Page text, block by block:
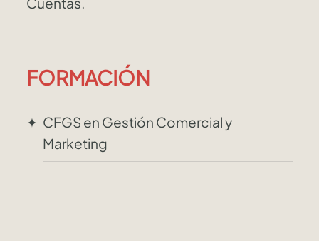
FORMACIÓN
CFGS en Gestión Comercial y
Marketing